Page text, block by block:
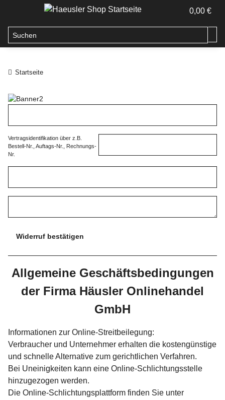
0,00 €
Startseite
Vertragsidentifikation über z.B.
Bestell-Nr., Auftags-Nr., Rechnungs-
Nr.
Widerruf bestätigen
Allgemeine Geschäftsbedingungen
der Firma Häusler Onlinehandel
GmbH
Informationen zur Online-Streitbeilegung:
Verbraucher und Unternehmer erhalten die kostengünstige
und schnelle Alternative zum gerichtlichen Verfahren.
Bei Uneinigkeiten kann eine Online-Schlichtungsstelle
hinzugezogen werden.
Die Online-Schlichtungsplattform finden Sie unter